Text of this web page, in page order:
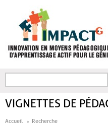
FORMULAIRE DE
VIGNETTES DE
Accueil Recherche